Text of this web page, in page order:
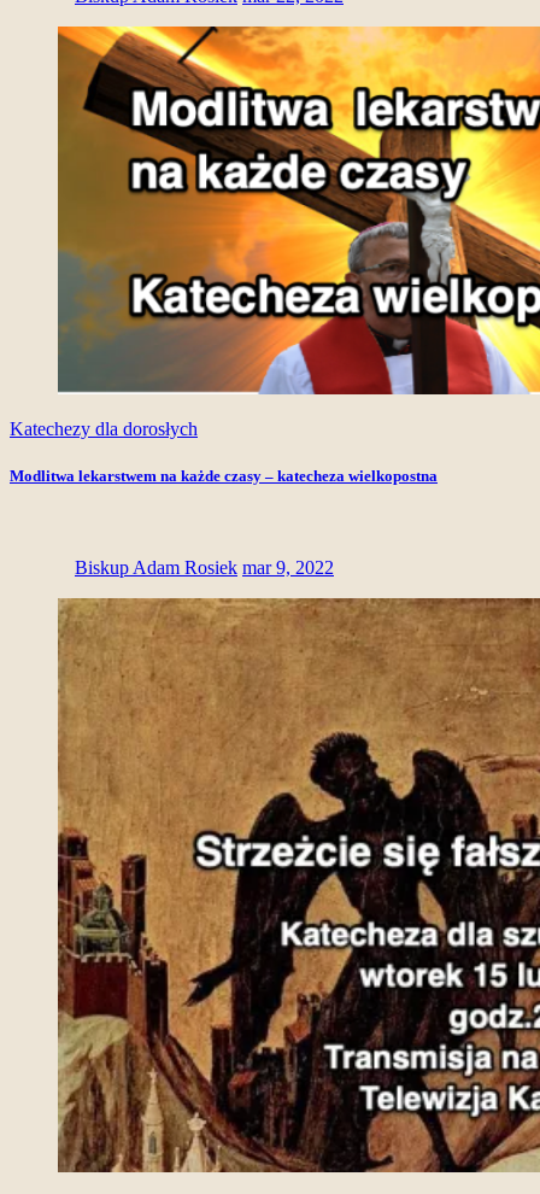
Katechezy dla dorosłych
Modlitwa lekarstwem na każde czasy – katecheza wielkopostna
Biskup Adam Rosiek mar 9, 2022